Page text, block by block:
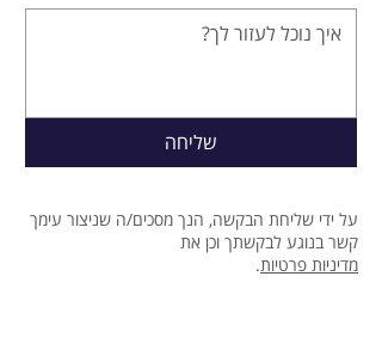
שליחה
על ידי שליחת הבקשה, הנך מסכים/ה שניצור עימך
קשר בנוגע לבקשתך וכן את
מדיניות פרטיות.